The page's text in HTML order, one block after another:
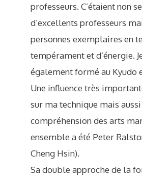
professeurs. C’étaient non
d’excellents professeurs
personnes exemplaires en
tempérament et d’énergie.
également formé au Kyudo
Une influence très
sur ma technique mais
compréhension des arts
ensemble a été Peter
Cheng Hsin).
Sa double approche de la